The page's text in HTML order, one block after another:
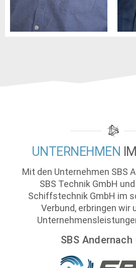
UNTERNEHMEN IM
Mit den Unternehmen SBS
SBS Technik GmbH
Schiffstechnik GmbH im
Verbund, erbringen wir
SBS Andernach